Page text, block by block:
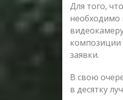
Для того,
необходимо
композиции
заявки.
В свою
в десятку